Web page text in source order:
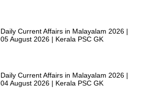
Daily Current Affairs in Malayalam 2026 |
05 August 2026 | Kerala PSC GK
Daily Current Affairs in Malayalam 2026 |
04 August 2026 | Kerala PSC GK